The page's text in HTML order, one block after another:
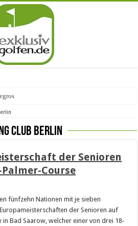
er
club berlin
der Senioren
Course
fünfzehn Nationen mit je sieben
der Senioren auf
Bad Saarow, welcher einer von drei 18-